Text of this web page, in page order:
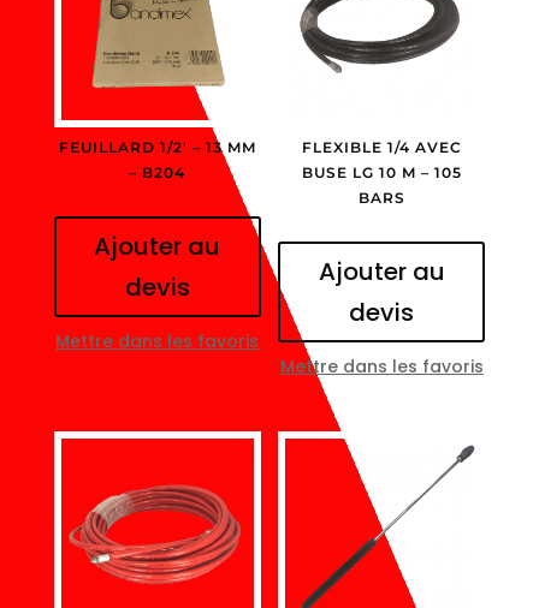
FEUILLARD 1/2′ – 13 MM
– B204
Ajouter au
devis
Mettre dans les favoris
FLEXIBLE 1/4 AVEC
BUSE LG 10 M – 105
BARS
Ajouter au
devis
Mettre dans les favoris